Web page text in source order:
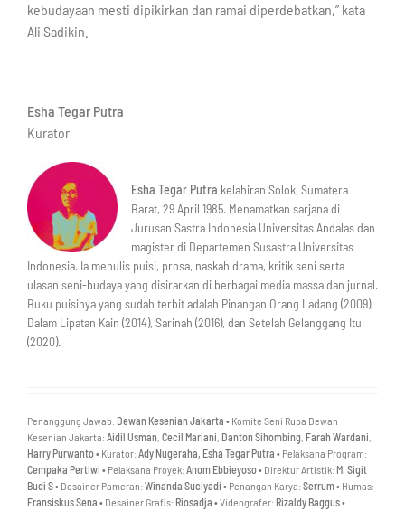
kebudayaan mesti dipikirkan dan ramai diperdebatkan,” kata
Ali Sadikin.
Esha Tegar Putra
Kurator
Esha Tegar Putra kelahiran Solok, Sumatera
Barat, 29 April 1985. Menamatkan sarjana di
Jurusan Sastra Indonesia Universitas Andalas dan
magister di Departemen Susastra Universitas
Indonesia. Ia menulis puisi, prosa, naskah drama, kritik seni serta
ulasan seni-budaya yang disirarkan di berbagai media massa dan jurnal.
Buku puisinya yang sudah terbit adalah Pinangan Orang Ladang (2009),
Dalam Lipatan Kain (2014), Sarinah (2016), dan Setelah Gelanggang Itu
(2020).
Penanggung Jawab: Dewan Kesenian Jakarta • Komite Seni Rupa Dewan
Kesenian Jakarta: Aidil Usman, Cecil Mariani, Danton Sihombing, Farah Wardani,
Harry Purwanto • Kurator: Ady Nugeraha, Esha Tegar Putra • Pelaksana Program:
Cempaka Pertiwi • Pelaksana Proyek: Anom Ebbieyoso • Direktur Artistik: M. Sigit
Budi S • Desainer Pameran: Winanda Suciyadi • Penangan Karya: Serrum • Humas:
Fransiskus Sena • Desainer Grafis: Riosadja •Videografer: Rizaldy Baggus •